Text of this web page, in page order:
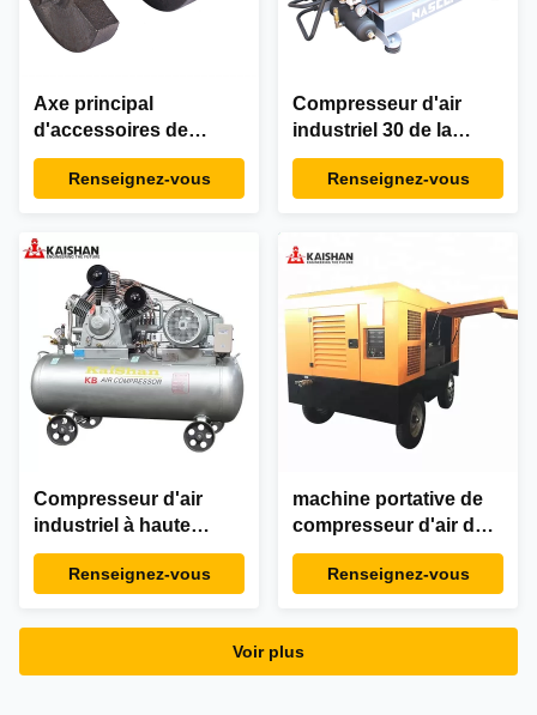
Axe principal
d'accessoires de
machine de piston de
vilebrequin de
KB15 reliant Rod
Rotating Parts
Renseignez-vous
Compresseur d'air
industriel 30 de la
barre 40 de barre
stationnaire de la barre
Renseignez-vous
Compresseur d'air
industriel à haute
pression de piston de
la machine KB15
faible bruit
Renseignez-vous
machine portative de
compresseur d'air de
vis de 12v 1.3mpa
Renseignez-vous
Voir plus